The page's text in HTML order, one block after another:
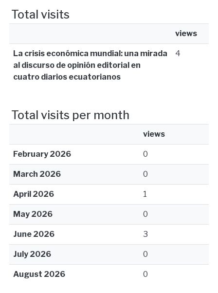
Total visits
views
La crisis económica mundial: una mirada
al discurso de opinión editorial en
cuatro diarios ecuatorianos
4
Total visits per month
views
February 2026 0
March 2026 0
April 2026 1
May 2026 0
June 2026 3
July 2026 0
August 2026 0